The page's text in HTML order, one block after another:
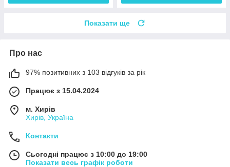
Показати ще
Про нас
97% позитивних з 103 відгуків за рік
Працює з 15.04.2024
м. Хирів
Хирів, Україна
Контакти
Сьогодні працює з 10:00 до 19:00
Показати весь графік роботи